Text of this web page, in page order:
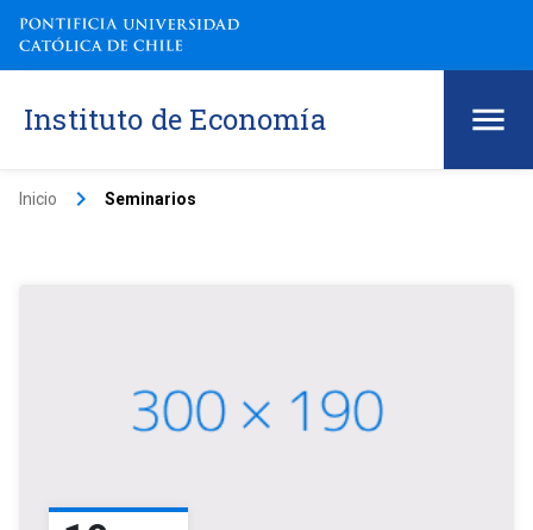
Instituto de Economía
Inicio keyboard_arrow_right Seminarios